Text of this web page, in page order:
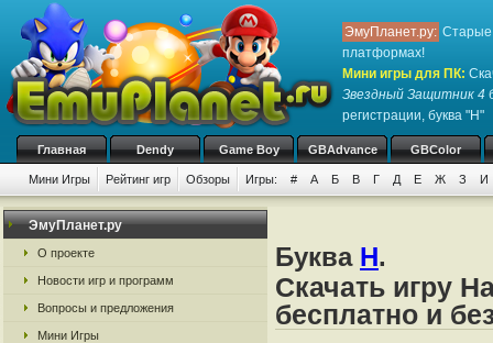
ЭмуПланет.ру: Старые
платформах!
Мини игры для ПК:
Звездный Защитник 4
регистрации, буква "Н"
Главная Dendy Game Boy GBAdvance GBColor
Мини Игры Рейтинг игр Обзоры Игры: # А Б В Г Д Е Ж З И
ЭмуПланет.ру
О проекте
Новости игр и программ
Вопросы и предложения
Мини Игры
Буква Н.
Скачать игру
бесплатно и